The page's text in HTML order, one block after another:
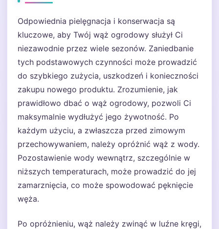
Odpowiednia pielęgnacja i konserwacja są
kluczowe, aby Twój wąż ogrodowy służył Ci
niezawodnie przez wiele sezonów. Zaniedbanie
tych podstawowych czynności może prowadzić
do szybkiego zużycia, uszkodzeń i konieczności
zakupu nowego produktu. Zrozumienie, jak
prawidłowo dbać o wąż ogrodowy, pozwoli Ci
maksymalnie wydłużyć jego żywotność. Po
każdym użyciu, a zwłaszcza przed zimowym
przechowywaniem, należy opróżnić wąż z wody.
Pozostawienie wody wewnątrz, szczególnie w
niższych temperaturach, może prowadzić do jej
zamarznięcia, co może spowodować pęknięcie
węża.
Po opróżnieniu, wąż należy zwinąć w luźne kręgi,